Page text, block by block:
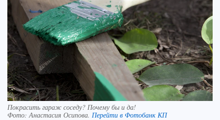
Покрасить гараж соседу? Почему бы и да!
Фото:Анастасия Осипова. Перейти в Фотобанк КП